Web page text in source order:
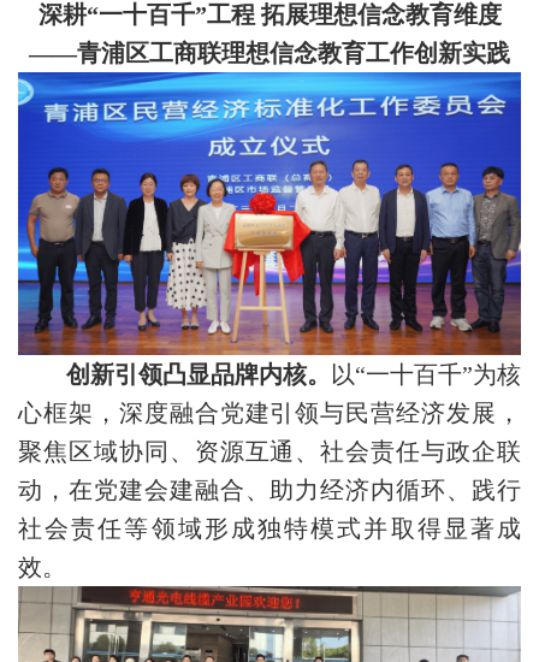
深耕“一十百千”工程 拓展理想信念教育维度
——青浦区工商联理想信念教育工作创新实践
创新引领凸显品牌内核。 以“一十百千”为核
心框架，深度融合党建引领与民营经济发展，
聚焦区域协同、资源互通、社会责任与政企联
动，在党建会建融合、助力经济内循环、践行
社会责任等领域形成独特模式并取得显著成
效。